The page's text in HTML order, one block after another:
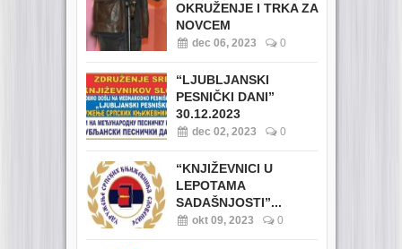
OKRUŽENJE I TRKA ZA
NOVCEM
dec 06, 2023 0
“LJUBLJANSKI
PESNIČKI DANI”
30.12.2023
dec 02, 2023 0
“KNJIŽEVNICI U
LEPOTAMA
SADAŠNJOSTI”...
okt 09, 2023 0